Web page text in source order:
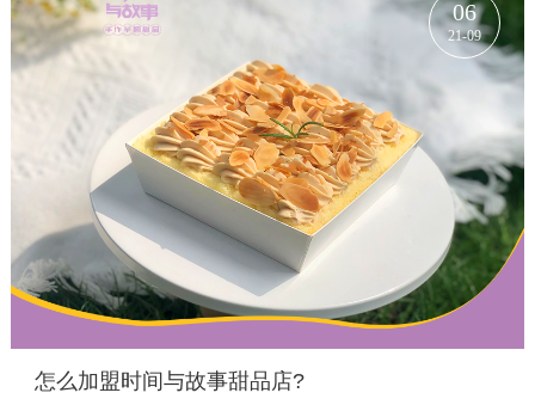
06
21-09
怎么加盟时间与故事甜品店?